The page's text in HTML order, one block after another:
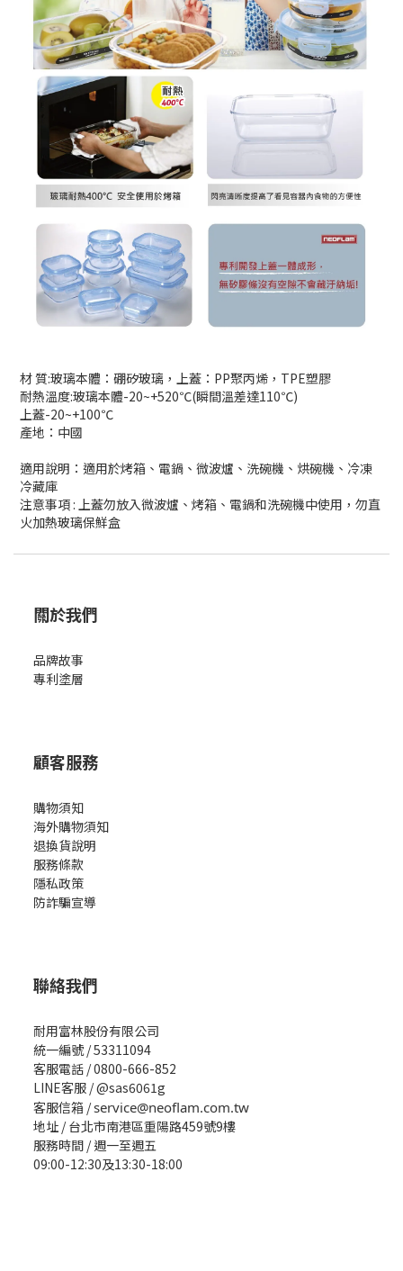
材 質:玻璃本體：硼矽玻璃，上蓋：PP聚丙烯，TPE塑膠
耐熱溫度:玻璃本體-20~+520℃(瞬間溫差達110℃)
上蓋-20~+100℃
產地：中國
適用說明：適用於烤箱、電鍋、微波爐、洗碗機、烘碗機、冷凍
冷藏庫
注意事項 : 上蓋勿放入微波爐、烤箱、電鍋和洗碗機中使用， 勿直
火加熱玻璃保鮮盒
關於我們
品牌故事
專利塗層
顧客服務
購物須知
海外購物須知
退換貨說明
服務條款
隱私政策
防詐騙宣導
聯絡我們
耐用富林股份有限公司
統一編號 / 53311094
客服電話 / 0800-666-852
LINE客服 / @sas6061g
客服信箱 /service@neoflam.com.tw
地址 / 台北市南港區重陽路459號9樓
服務時間 / 週一至週五
09:00-12:30及13:30-18:00